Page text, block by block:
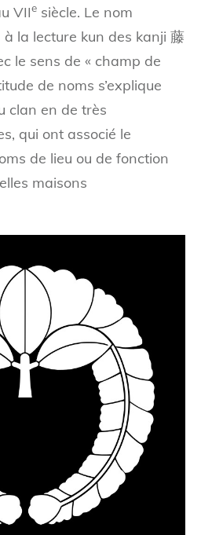
VIIe siècle. Le nom
la lecture kun des kanji 藤
le sens de « champ de
de noms s’explique
clan en de très
qui ont associé le
de lieu ou de fonction
maisons